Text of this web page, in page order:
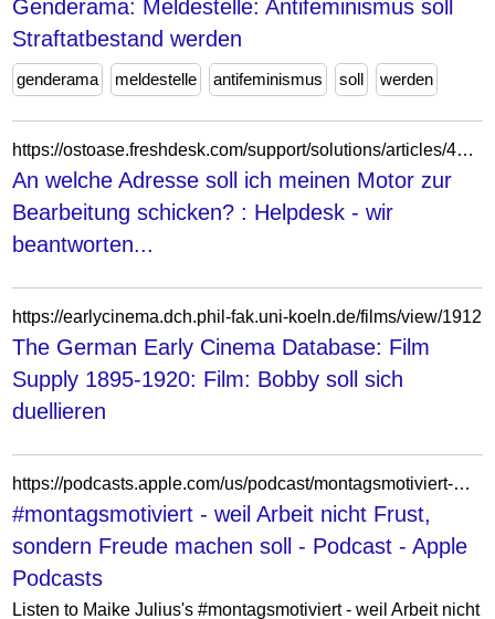
Genderama: Meldestelle: Antifeminismus soll
Straftatbestand werden
genderama meldestelle antifeminismus soll werden
https://ostoase.freshdesk.com/support/solutions/articles/44001323666-an-welche-adresse-soll-ich-meinen-motor-zur-bearbeitung-schicken-
An welche Adresse soll ich meinen Motor zur
Bearbeitung schicken? : Helpdesk - wir
beantworten...
https://earlycinema.dch.phil-fak.uni-koeln.de/films/view/1912
The German Early Cinema Database: Film
Supply 1895-1920: Film: Bobby soll sich
duellieren
https://podcasts.apple.com/us/podcast/montagsmotiviert-weil-arbeit-nicht-frust-sondern-freude/id1837875867
#montagsmotiviert - weil Arbeit nicht Frust,
sondern Freude machen soll - Podcast - Apple
Podcasts
Listen to Maike Julius's #montagsmotiviert - weil Arbeit nicht